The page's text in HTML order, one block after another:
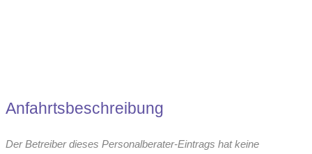
Anfahrtsbeschreibung
Der Betreiber dieses Personalberater-Eintrags hat keine